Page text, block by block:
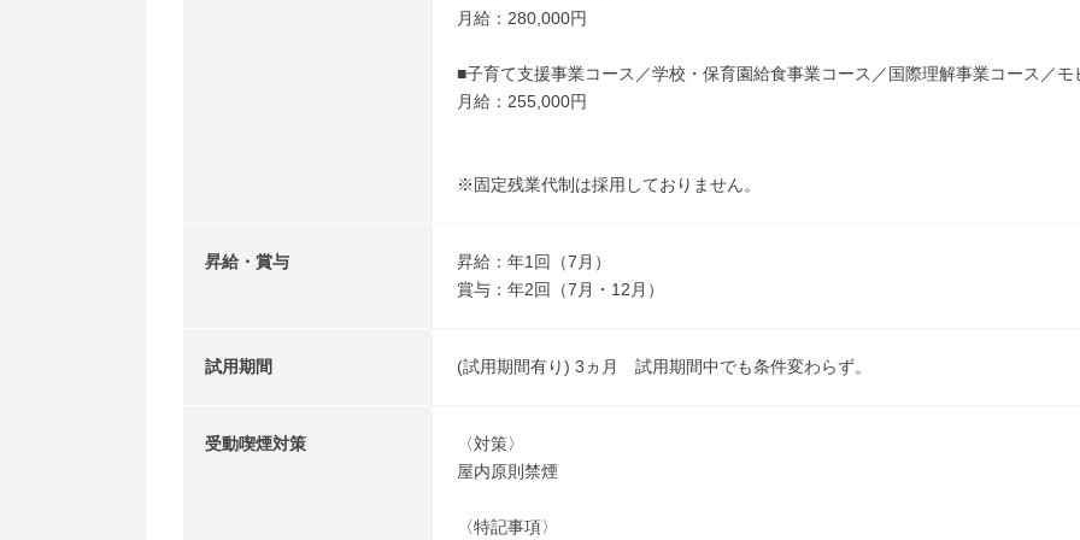
月給：280,000円
■子育て支援事業コース／学校・保育園給食事業コース／国際理解事業コース／
月給：255,000円
※固定残業代制は採用しておりません。
昇給・賞与
昇給：年1回（7月）
賞与：年2回（7月・12月）
試用期間 (試用期間有り) 3ヵ月 試用期間中でも条件変わらず。
受動喫煙対策
〈対策〉
屋内原則禁煙
〈特記事項〉